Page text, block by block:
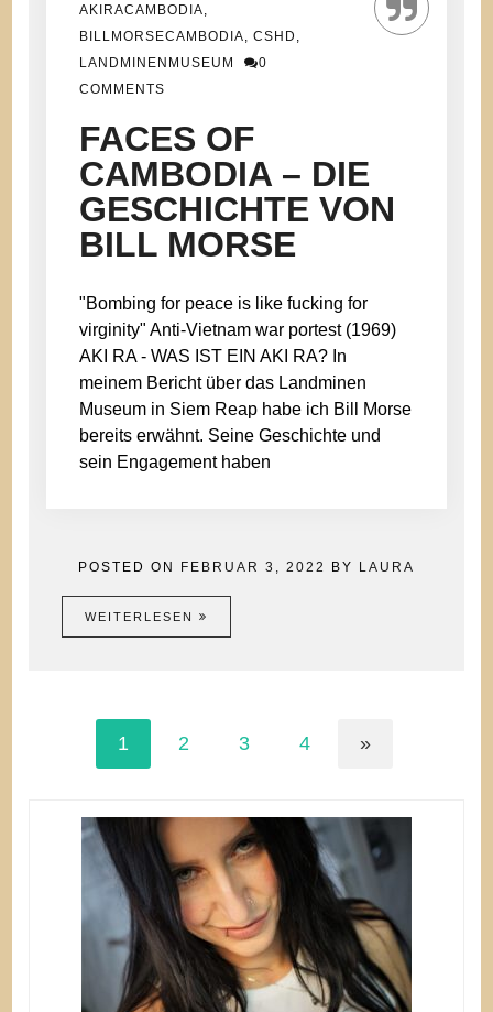
AKIRACAMBODIA
BILLMORSECAMBODIA ,CSHD
LANDMINENMUSEUM
0
COMMENTS
FACES OF
CAMBODIA – DIE
GESCHICHTE VON
BILL MORSE
"Bombing for peace is like fucking for
virginity" Anti-Vietnam war portest (1969)
AKI RA - WAS IST EIN AKI RA? In
meinem Bericht über das Landminen
Museum in Siem Reap habe ich Bill Morse
bereits erwähnt. Seine Geschichte und
sein Engagement haben
POSTED ON FEBRUAR 3, 2022 BY LAURA
WEITERLESEN
1 2 3 4 »